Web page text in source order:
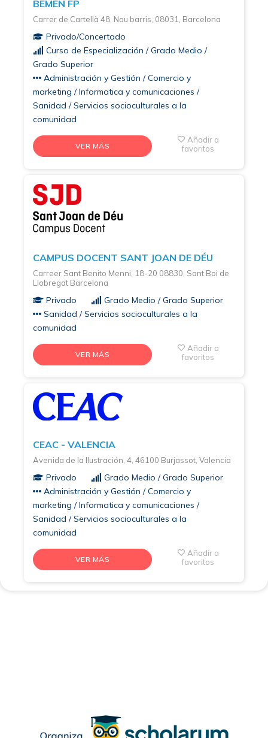
BEMEN FP
Carrer de Cartellà 48, Nou barris, 08031, Barcelona
Privado/Concertado
Curso de Especialización / Grado Medio /
Grado Superior
Administración y Gestión / Comercio y
marketing / Informatica y comunicaciones /
Sanidad / Servicios socioculturales a la
comunidad
VER MÁS
Añadir a
favoritos
CAMPUS DOCENT SANT JOAN DE DÉU
Carreer Sant Benito Menni, 18-20 08830, Sant Boi de
Llobregat Barcelona
Privado
Grado Medio / Grado Superior
Sanidad / Servicios socioculturales a la
comunidad
VER MÁS
Añadir a
favoritos
CEAC - VALENCIA
Avenida de la Ilustración, 4, 46100 Burjassot, Valencia
Privado
Grado Medio / Grado Superior
Administración y Gestión / Comercio y
marketing / Informatica y comunicaciones /
Sanidad / Servicios socioculturales a la
comunidad
VER MÁS
Añadir a
favoritos